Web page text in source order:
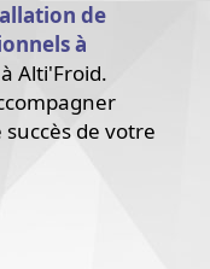
de
à
Alti'Froid.
de votre